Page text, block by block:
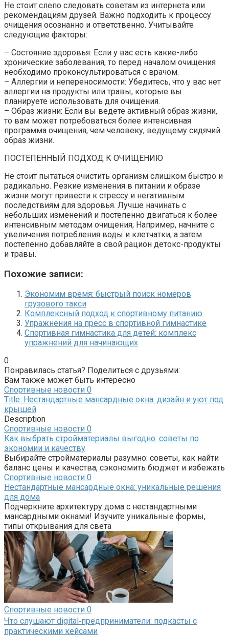
Не стоит слепо следовать советам из интернета или
рекомендациям друзей. Важно подходить к процессу
очищения осознанно и ответственно. Учитывайте
следующие факторы:
– Состояние здоровья: Если у вас есть какие-либо
хронические заболевания, то перед началом очищения
необходимо проконсультироваться с врачом.
– Аллергии и непереносимости: Убедитесь, что у вас нет
аллергии на продукты или травы, которые вы
планируете использовать для очищения.
– Образ жизни: Если вы ведете активный образ жизни,
то вам может потребоваться более интенсивная
программа очищения, чем человеку, ведущему сидячий
образ жизни.
ПОСТЕПЕННЫЙ ПОДХОД К ОЧИЩЕНИЮ
Не стоит пытаться очистить организм слишком быстро и
радикально. Резкие изменения в питании и образе
жизни могут привести к стрессу и негативным
последствиям для здоровья. Лучше начинать с
небольших изменений и постепенно двигаться к более
интенсивным методам очищения; Например, начните с
увеличения потребления воды и клетчатки, а затем
постепенно добавляйте в свой рацион детокс-продукты
и травы.
Похожие записи:
Экономим время: быстрый поиск номеров
грузового такси
Комплексный подход к спортивному питанию
Упражнения на пресс в спортивной гимнастике
Спортивная гимнастика для детей: комплекс
упражнений для начинающих
0
Понравилась статья? Поделиться с друзьями:
Вам также может быть интересно
Спортивные новости 0
Title: Нестандартные мансардные окна: дизайн и уют под
крышей
Description
Спортивные новости 0
Как выбрать стройматериалы выгодно: советы по
экономии и качеству
Выбирайте стройматериалы разумно: советы, как найти
баланс цены и качества, сэкономить бюджет и избежать
Спортивные новости 0
Нестандартные мансардные окна: уникальные решения
для дома
Подчеркните архитектуру дома с нестандартными
мансардными окнами! Изучите уникальные формы,
типы открывания для света
Спортивные новости 0
Что слушают digital‑предприниматели: подкасты с
практическими кейсами